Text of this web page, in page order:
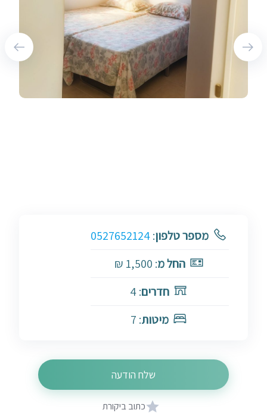
מספר טלפון:
0527652124
החל מ: 1,500 ₪
חדרים: 4
מיטות: 7
שלח הודעה
כתוב ביקורת